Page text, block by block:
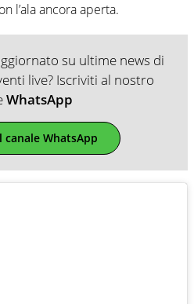
l’ala ancora aperta.
su ultime news di
live? Iscriviti al nostro
WhatsApp
canale WhatsApp